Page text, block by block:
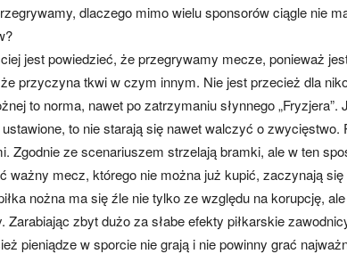
dlaczego mimo wielu sponsorów ciągle nie
jest powiedzieć, że przegrywamy mecze, ponieważ
przyczyna tkwi w czym innym. Nie jest przecież dla
to norma, nawet po zatrzymaniu słynnego
to nie starają się nawet walczyć o
Zgodnie ze scenariuszem strzelają bramki, ale w ten
ważny mecz, którego nie można już kupić, zaczynają się
nożna ma się źle nie tylko ze względu na korupcję,
Zarabiając zbyt dużo za słabe efekty piłkarskie
pieniądze w sporcie nie grają i nie powinny grać